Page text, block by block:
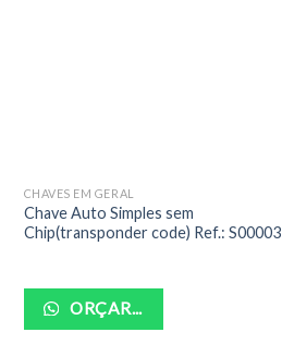
CHAVES EM GERAL
Chave Auto Simples sem
Chip(transponder code) Ref.: S00003
ORÇAR...